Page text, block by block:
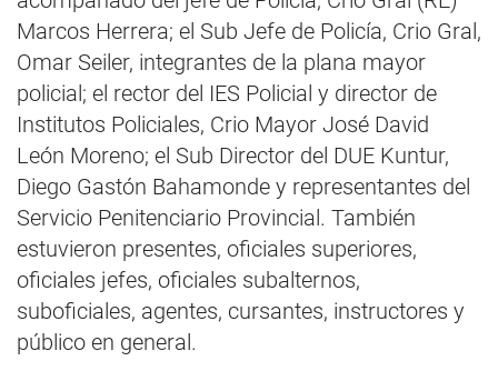
Marcos Herrera; el Sub Jefe de Policía, Crio Gral,
Omar Seiler, integrantes de la plana mayor
policial; el rector del IES Policial y director de
Institutos Policiales, Crio Mayor José David
León Moreno; el Sub Director del DUE Kuntur,
Diego Gastón Bahamonde y representantes del
Servicio Penitenciario Provincial. También
estuvieron presentes, oficiales superiores,
oficiales jefes, oficiales subalternos,
suboficiales, agentes, cursantes, instructores y
público en general.